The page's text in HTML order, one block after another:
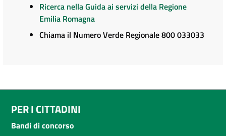
Ricerca nella Guida ai servizi della Regione
Emilia Romagna
Chiama il Numero Verde Regionale 800 033033
PER I CITTADINI
Bandi di concorso